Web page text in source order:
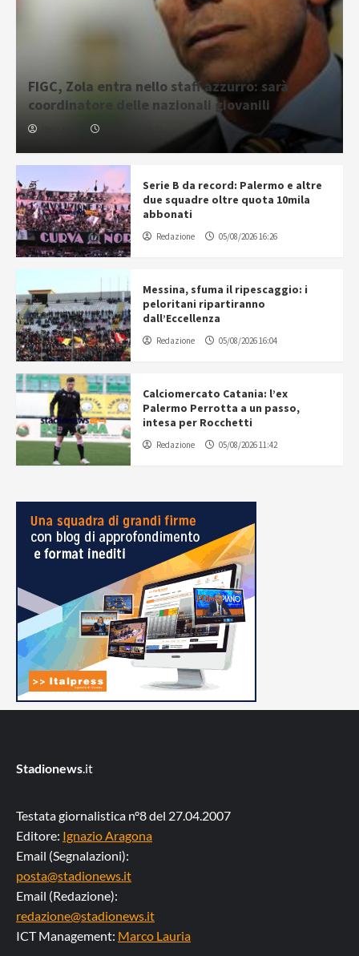
FIGC, Zola entra nello staff azzurro: sarà
coordinatore delle nazionali giovanili
Serie B da record: Palermo e altre
due squadre oltre quota 10mila
abbonati
Redazione 05/08/2026 16:26
Messina, sfuma il ripescaggio: i
peloritani ripartiranno
dall’Eccellenza
Redazione 05/08/2026 16:04
Calciomercato Catania: l’ex
Palermo Perrotta a un passo,
intesa per Rocchetti
Redazione 05/08/2026 11:42
Stadionews.it
Testata giornalistica n°8 del 27.04.2007
Editore: Ignazio Aragona
Email (Segnalazioni):
posta@stadionews.it
Email (Redazione):
redazione@stadionews.it
ICT Management: Marco Lauria